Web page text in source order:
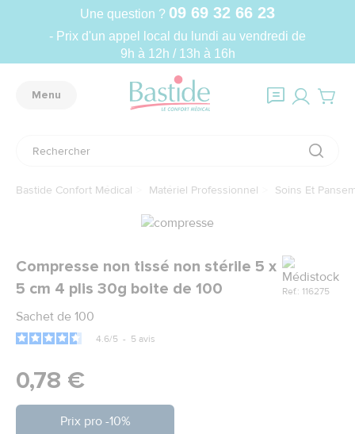
Une question ? 09 69 32 66 23
- Prix d'un appel local du lundi au vendredi de
9h à 12h / 13h à 16h
Menu
Bastide Confort Médical Matériel Professionnel Soins Et
Compresse non tissé non stérile 5 x
5 cm 4 plis 30g boite de 100
Sachet de 100
Marque
Ref.: 116275
4.6/5 - 5 avis
0,78 €
Prix pro -10%